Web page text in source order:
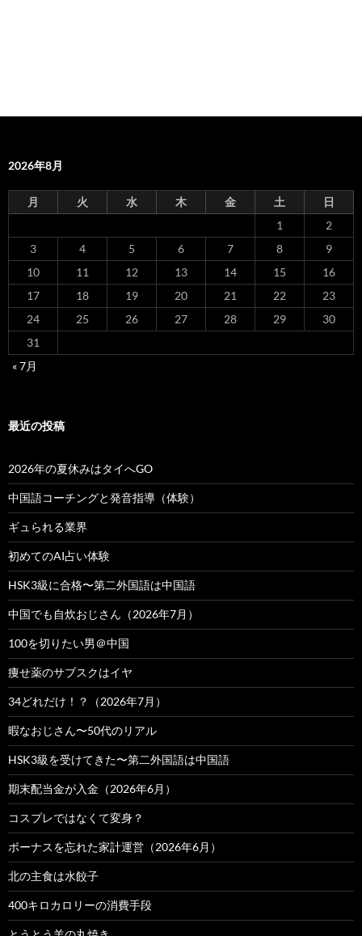
2026年8月
月 火 水 木 金 土
日
1
2
3
4 5 6 7 8
9
10
11 12 13 14 15
16
17
18 19 20 21 22
23
24
25 26 27 28 29
30
31
« 7月
最近の投稿
2026年の夏休みはタイへGO
中国語コーチングと発音指導（体験）
ギュられる業界
初めてのAI占い体験
HSK3級に合格〜第二外国語は中国語
中国でも自炊おじさん（2026年7月）
100を切りたい男＠中国
痩せ薬のサブスクはイヤ
34どれだけ！？（2026年7月）
暇なおじさん〜50代のリアル
HSK3級を受けてきた〜第二外国語は中国語
期末配当金が入金（2026年6月）
コスプレではなくて変身？
ボーナスを忘れた家計運営（2026年6月）
北の主食は水餃子
400キロカロリーの消費手段